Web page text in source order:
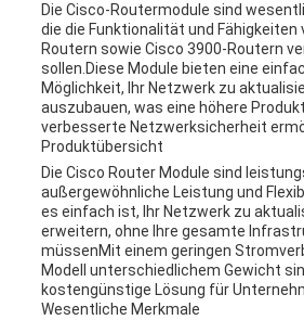
Die Cisco-Routermodule sind
die die Funktionalität und Fähigkeiten
Routern sowie Cisco 3900-Routern
sollen.Diese Module bieten eine
Möglichkeit, Ihr Netzwerk zu
auszubauen, was eine höhere
verbesserte Netzwerksicherheit
Produktübersicht
Die Cisco Router Module sind
außergewöhnliche Leistung und
es einfach ist, Ihr Netzwerk zu
erweitern, ohne Ihre gesamte
müssenMit einem geringen
Modell unterschiedlichem Gewicht
kostengünstige Lösung für
Wesentliche Merkmale